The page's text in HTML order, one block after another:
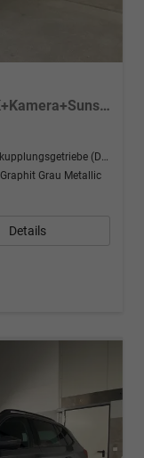
Selection 1.0 TSI DSG Matrix+AHK+Kamera+Sunset+PDCvohi+Kessy+Sitzheizung+GV4
Doppelkupplungsgetriebe (DSG)
Graphit Grau Metallic
Details